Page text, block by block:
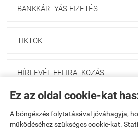
Ez az oldal cookie-kat
A böngészés folytatásával jóváhagyja,
működéséhez szükséges cookie-kat.
BANKKÁRTYÁS FIZETÉS
TIKTOK
HÍRLEVÉL FELIRATKOZÁS